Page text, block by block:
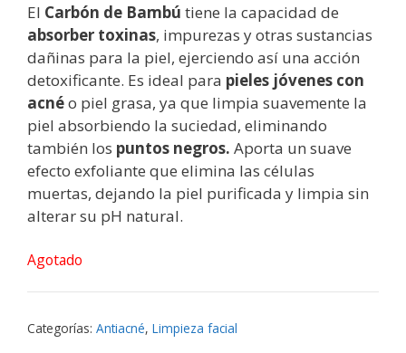
El Carbón de Bambú tiene la capacidad de
absorber toxinas, impurezas y otras sustancias
dañinas para la piel, ejerciendo así una acción
detoxificante. Es ideal para pieles jóvenes con
acnéo piel grasa, ya que limpia suavemente la
piel absorbiendo la suciedad, eliminando
también los puntos negros. Aporta un suave
efecto exfoliante que elimina las células
muertas, dejando la piel purificada y limpia sin
alterar su pH natural.
Agotado
Categorías: Antiacné, Limpieza facial